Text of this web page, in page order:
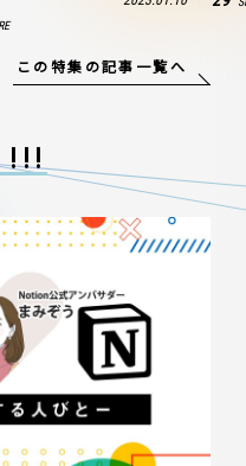
この特集の記事一覧へ
!!!